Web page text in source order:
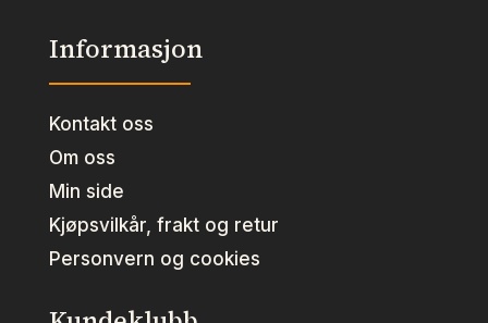
Informasjon
Kontakt oss
Om oss
Min side
Kjøpsvilkår, frakt og retur
Personvern og cookies